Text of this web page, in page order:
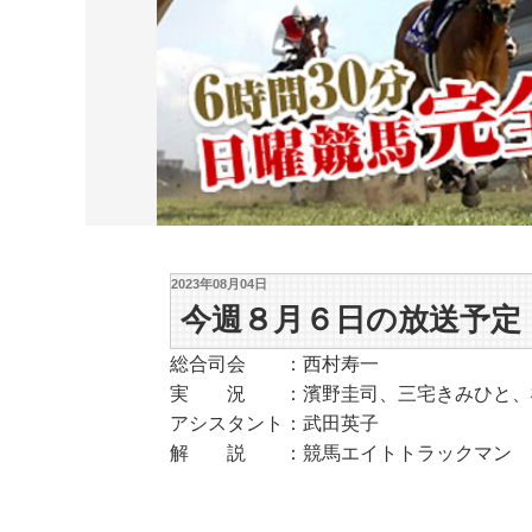
2023年08月04日
今週８月６日の放送予定
総合司会 ：西村寿一
実 況 ：濱野圭司、三宅きみひと、
アシスタント：武田英子
解 説 ：競馬エイトトラックマン